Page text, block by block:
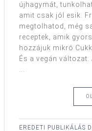
újhagymát,
amit csak jól esik.
megtolhatod, még
receptek, amik
hozzájuk mikró
És a vegán
EREDETI PUBLIKÁLÁS